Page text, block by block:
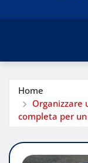
Home
Organizzare
completa per